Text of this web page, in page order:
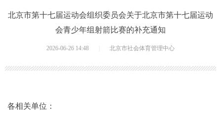
北京市第十七届运动会组织委员会关于北京市第十七届运动
会青少年组射箭比赛的补充通知
2026-06-26 14:48 北京市社会体育管理中心
各相关单位：